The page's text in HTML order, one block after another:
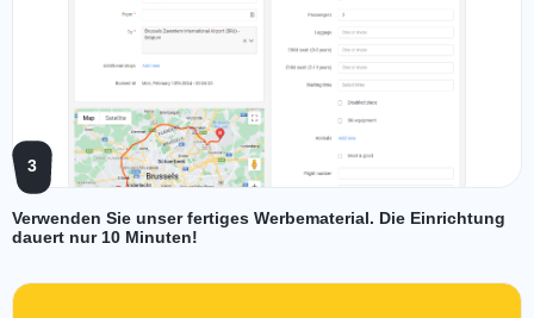
3
Verwenden Sie unser fertiges Werbematerial. Die Einrichtung
dauert nur 10 Minuten!